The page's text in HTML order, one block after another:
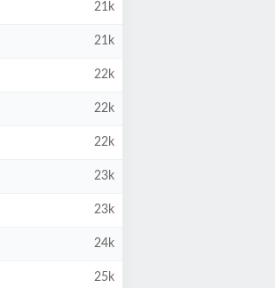
21k
21k
22k
22k
22k
23k
23k
24k
25k